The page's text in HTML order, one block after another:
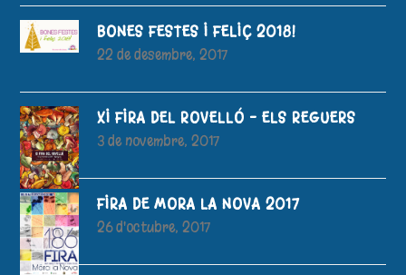
BONES FESTES I FELIÇ 2018!
22 de desembre, 2017
XI FIRA DEL ROVELLÓ – ELS REGUERS
3 de novembre, 2017
FIRA DE MORA LA NOVA 2017
26 d'octubre, 2017